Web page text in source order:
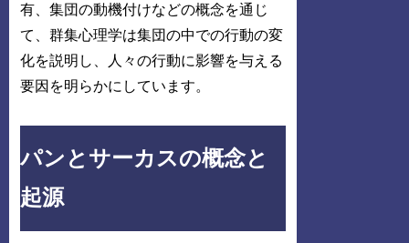
有、集団の動機付けなどの概念を通じ
て、群集心理学は集団の中での行動の変
化を説明し、人々の行動に影響を与える
要因を明らかにしています。
パンとサーカスの概念と
起源